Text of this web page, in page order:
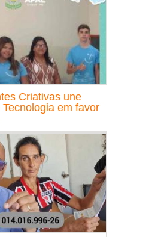
Criativas une
em favor